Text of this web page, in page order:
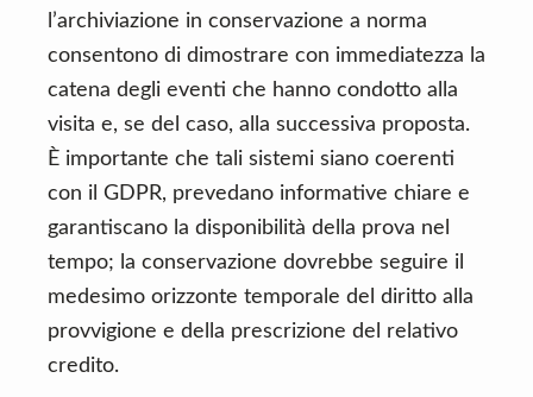
l’archiviazione in conservazione a norma
consentono di dimostrare con immediatezza la
catena degli eventi che hanno condotto alla
visita e, se del caso, alla successiva proposta.
È importante che tali sistemi siano coerenti
con il GDPR, prevedano informative chiare e
garantiscano la disponibilità della prova nel
tempo; la conservazione dovrebbe seguire il
medesimo orizzonte temporale del diritto alla
provvigione e della prescrizione del relativo
credito.